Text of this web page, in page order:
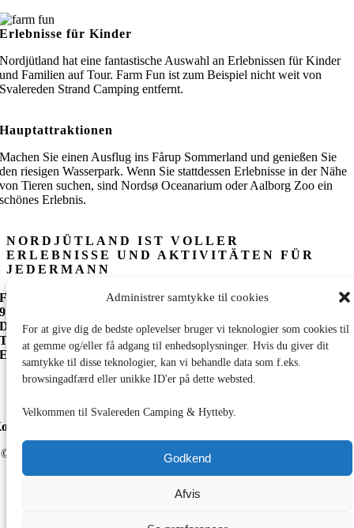
Administrer samtykke til cookies
For at give dig de bedste oplevelser bruger vi teknologier som cookies til
at gemme og/eller få adgang til enhedsoplysninger. Hvis du giver dit
samtykke til disse teknologier, kan vi behandle data som f.eks.
browsingadfærd eller unikke ID'er på dette websted.
Velkommen til Svalereden Camping & Hytteby.
Godkend
Afvis
Erlebnisse für Kinder
Nordjütland hat eine fantastische Auswahl an Erlebnissen für Kinder
und Familien auf Tour. Farm Fun ist zum Beispiel nicht weit von
Svalereden Strand Camping entfernt.
Hauptattraktionen
Machen Sie einen Ausflug ins Fårup Sommerland und genießen Sie
den riesigen Wasserpark. Wenn Sie stattdessen Erlebnisse in der Nähe
von Tieren suchen, sind Nordsø Oceanarium oder Aalborg Zoo ein
schönes Erlebnis.
NORDJÜTLAND IST VOLLER
ERLEBNISSE UND AKTIVITÄTEN FÜR
JEDERMANN
Frederikshavnsvej 112b
9900 Frederikshavn
Danmark
Tlf: +45 9846 1937
Email: info@svaleredencamping.dk
© All rights reserved. • Svalereden Strand Camping • Design by